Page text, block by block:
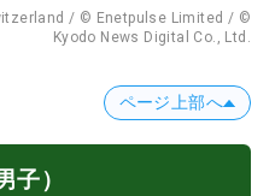
/ © Enetpulse Limited / ©
Kyodo News Digital Co., Ltd.
ページ上部へ
子）